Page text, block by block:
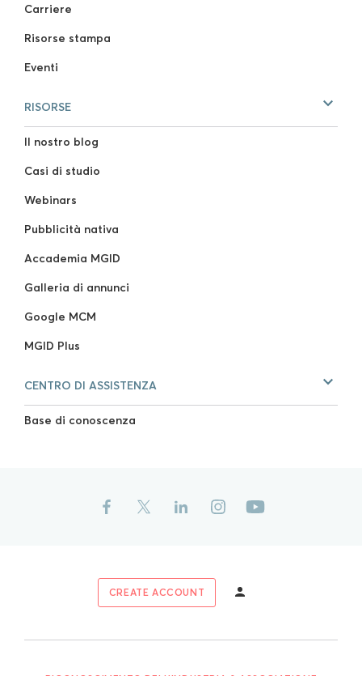
Carriere
Risorse stampa
Eventi
RISORSE
Il nostro blog
Casi di studio
Webinars
Pubblicità nativa
Accademia MGID
Galleria di annunci
Google MCM
MGID Plus
CENTRO DI ASSISTENZA
Base di conoscenza
CREATE ACCOUNT